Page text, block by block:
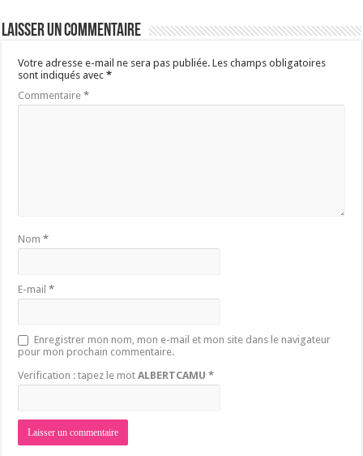
Laisser un commentaire
Votre adresse e-mail ne sera pas publiée. Les champs obligatoires
sont indiqués avec*
Commentaire*
Nom*
E-mail*
Enregistrer mon nom, mon e-mail et mon site dans le navigateur
pour mon prochain commentaire.
Verification : tapez le motALBERTCAMU *